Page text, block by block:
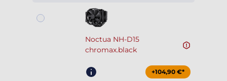
Noctua NH-D15
chromax.black
+104,90 €*